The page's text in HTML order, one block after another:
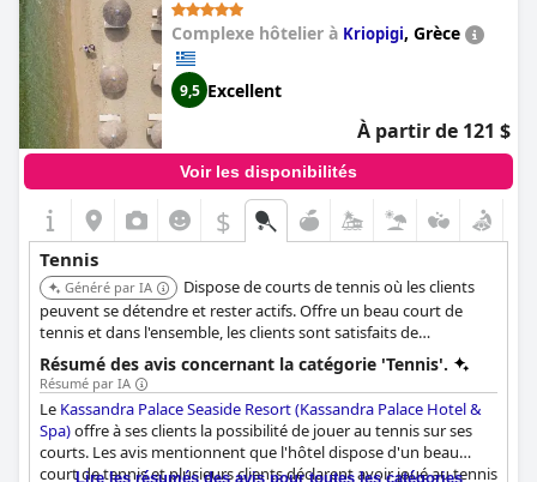
Complexe hôtelier à Kriopigi, Grèce
9,5 Excellent
À partir de 121 $
Voir les disponibilités
$
Tennis
Généré par IA
Dispose de courts de tennis où les clients
peuvent se détendre et rester actifs. Offre un beau court de
tennis et dans l'ensemble, les clients sont satisfaits de
l'opportunité de jouer au tennis à l'hôtel.
Résumé des avis concernant la catégorie 'Tennis'.
Résumé par IA
Le Kassandra Palace Seaside Resort (Kassandra Palace Hotel &
Spa)offre à ses clients la possibilité de jouer au tennis sur ses
courts. Les avis mentionnent que l'hôtel dispose d'un beau
court de tennis et plusieurs clients déclarent avoir joué au tennis
Lire les résumés des avis pour toutes les catégories